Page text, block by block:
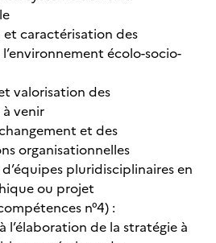
caractérisation des
écolo-socio-
valorisation des
venir
et des
organisationnelles
pluridisciplinaires en
ou projet
n°4) :
l’élaboration de la stratégie à